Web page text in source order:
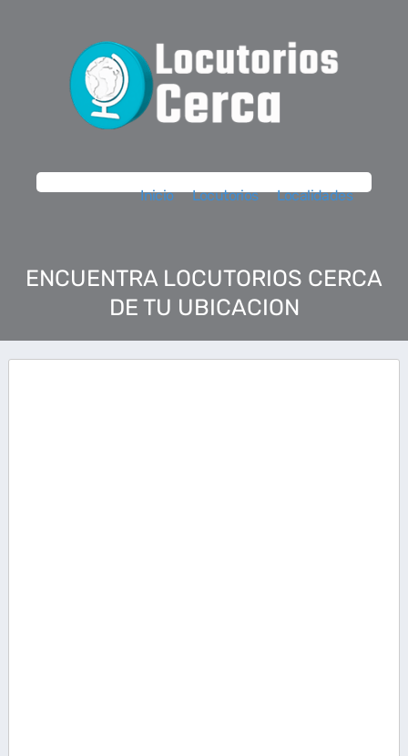
Inicio Locutorios Localidades
ENCUENTRA LOCUTORIOS CERCA
DE TU UBICACION